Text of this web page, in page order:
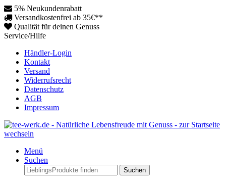
5% Neukundenrabatt
Versandkostenfrei ab 35€**
Qualität für deinen Genuss
Service/Hilfe
Händler-Login
Kontakt
Versand
Widerrufsrecht
Datenschutz
AGB
Impressum
Menü
Suchen
Suchen